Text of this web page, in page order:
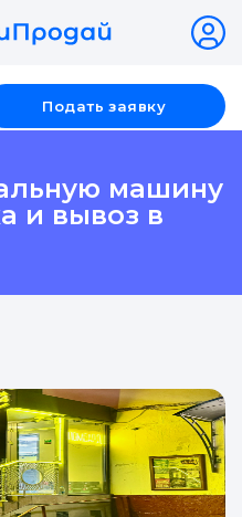
Подать заявку
машину
и вывоз в